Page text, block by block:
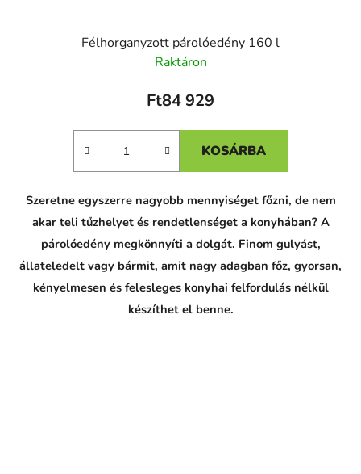
Félhorganyzott párolóedény 160 l
Raktáron
Ft84 929
KOSÁRBA
Szeretne egyszerre nagyobb mennyiséget főzni, de nem
akar teli tűzhelyet és rendetlenséget a konyhában? A
párolóedény megkönnyíti a dolgát. Finom gulyást,
állateledelt vagy bármit, amit nagy adagban főz, gyorsan,
kényelmesen és felesleges konyhai felfordulás nélkül
készíthet el benne.